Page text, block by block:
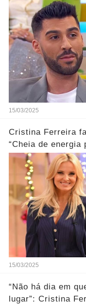
15/03/2025
Cristina Ferreira
“Cheia de
15/03/2025
“Não há dia em
lugar”: Cristina